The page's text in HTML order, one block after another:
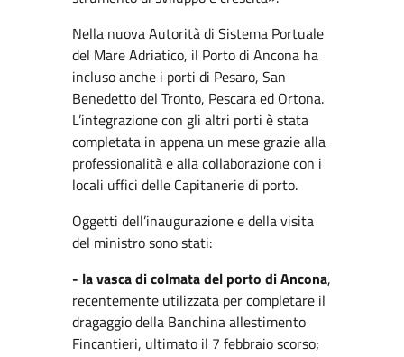
Nella nuova Autorità di Sistema Portuale
del Mare Adriatico, il Porto di Ancona ha
incluso anche i porti di Pesaro, San
Benedetto del Tronto, Pescara ed Ortona.
L’integrazione con gli altri porti è stata
completata in appena un mese grazie alla
professionalità e alla collaborazione con i
locali uffici delle Capitanerie di porto.
Oggetti dell’inaugurazione e della visita
del ministro sono stati:
- la vasca di colmata del porto di Ancona,
recentemente utilizzata per completare il
dragaggio della Banchina allestimento
Fincantieri, ultimato il 7 febbraio scorso;